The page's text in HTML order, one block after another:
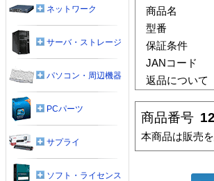
商品名
型番
保証条件
JANコード
返品について
商品番号
本商品は販売
ネットワーク
サーバ・ストレージ
パソコン・周辺機器
PCパーツ
サプライ
ソフト・ライセンス